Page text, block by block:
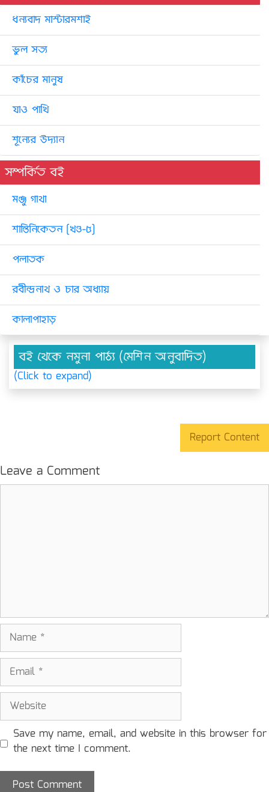
ধন্যবাদ মাস্টারমশাই
ভুল সত্য
কাঁচের মানুষ
যাও পাখি
শূন্যের উদ্যান
সম্পর্কিত বই
মঞ্জু গাথা
শান্তিনিকেতন [খণ্ড-৫]
পলাতক
রবীন্দ্রনাথ ও চার অধ্যায়
কালাপাহাড়
বই থেকে নমুনা পাঠ্য (মেশিন অনুবাদিত)
(Click to expand)
Report Content
Leave a Comment
Name
Email
Website
Save my name, email, and website in this browser for
the next time I comment.